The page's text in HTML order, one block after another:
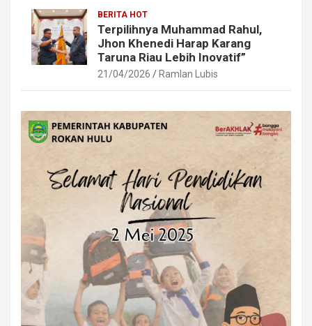
BERITA HOT
Terpilihnya Muhammad Rahul,
Jhon Khenedi Harap Karang
Taruna Riau Lebih Inovatif”
21/04/2026 Ramlan Lubis